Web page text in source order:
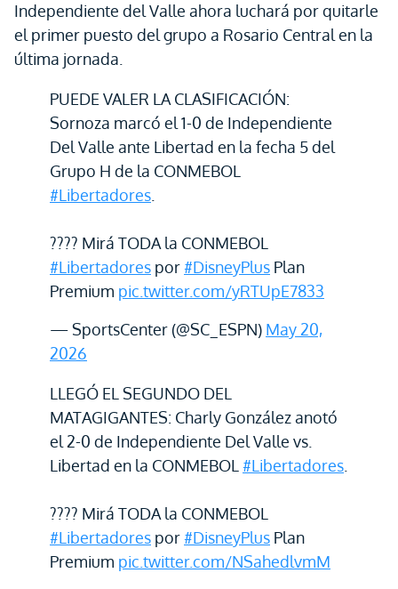
Independiente del Valle ahora luchará por quitarle
el primer puesto del grupo a Rosario Central en la
última jornada.
PUEDE VALER LA CLASIFICACIÓN:
Sornoza marcó el 1-0 de Independiente
Del Valle ante Libertad en la fecha 5 del
Grupo H de la CONMEBOL
#Libertadores
???? Mirá TODA la CONMEBOL
#Libertadores por#DisneyPlus Plan
Premium pic.twitter.com/yRTUpE7833
— SportsCenter (@SC_ESPN) May 20,
2026
LLEGÓ EL SEGUNDO DEL
MATAGIGANTES: Charly González anotó
el 2-0 de Independiente Del Valle vs.
Libertad en la CONMEBOL #Libertadores
???? Mirá TODA la CONMEBOL
#Libertadores por#DisneyPlus Plan
Premium pic.twitter.com/NSahedlvmM